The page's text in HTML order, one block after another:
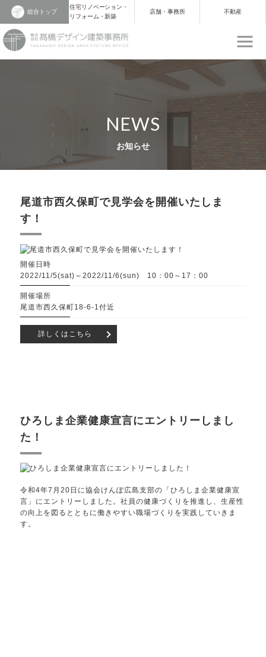
総合トップ
住宅リノベーション・
リフォーム・新築
店舗・事務所 不動産
NEWS
お知らせ
尾道市西久保町で見学会を開催いたしま
す！
開催日時
2022/11/5(sat)～2022/11/6(sun) 10：00～17：00
開催場所
尾道市西久保町18-6-1付近
詳しくはこちら
ひろしま企業健康宣言にエントリーしまし
た！
令和4年7月20日に協会けんぽ広島支部の「ひろしま企業健康宣
言」にエントリーしました。社員の健康づくりを推進し、生産性
の向上を図るとともに働きやすい職場づくりを実践していきま
す。